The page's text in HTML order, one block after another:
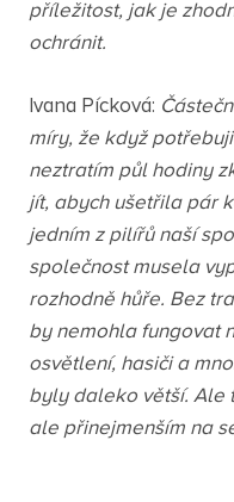
příležitost, jak je
ochránit.
Ivana Pícková:
míry, že když
neztratím půl hodiny
jít, abych ušetřila pár
jedním z pilířů naší
společnost musela
rozhodně hůře. Bez
by nemohla fungovat
osvětlení, hasiči a
byly daleko větší. Ale
ale přinejmenším na